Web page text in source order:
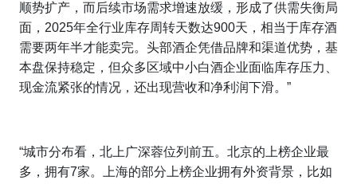
顺势扩产，而后续市场需求增速放缓，形成了供需失衡局
面，2025年全行业库存周转天数达900天，相当于库存酒
需要两年半才能卖完。头部酒企凭借品牌和渠道优势，基
本盘保持稳定，但众多区域中小白酒企业面临库存压力、
现金流紧张的情况，还出现营收和净利润下滑。”
“城市分布看，北上广深蓉位列前五。北京的上榜企业最
多，拥有7家。上海的部分上榜企业拥有外资背景，比如